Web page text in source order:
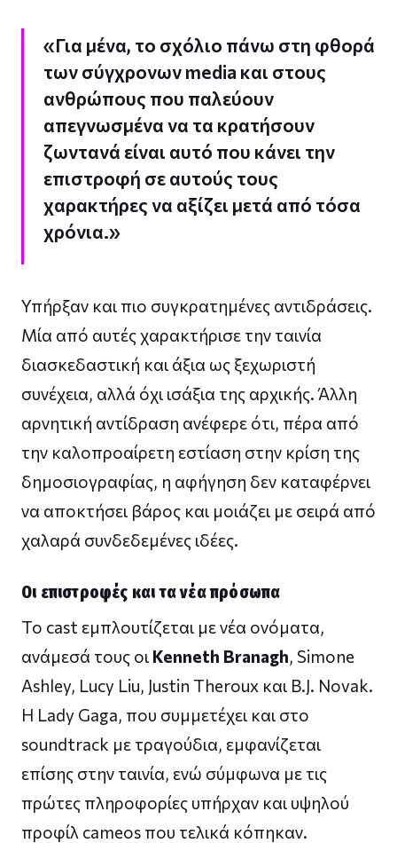
«Για μένα, το σχόλιο πάνω στη φθορά
των σύγχρονων media και στους
ανθρώπους που παλεύουν
απεγνωσμένα να τα κρατήσουν
ζωντανά είναι αυτό που κάνει την
επιστροφή σε αυτούς τους
χαρακτήρες να αξίζει μετά από τόσα
χρόνια.»
Υπήρξαν και πιο συγκρατημένες αντιδράσεις.
Μία από αυτές χαρακτήρισε την ταινία
διασκεδαστική και άξια ως ξεχωριστή
συνέχεια, αλλά όχι ισάξια της αρχικής. Άλλη
αρνητική αντίδραση ανέφερε ότι, πέρα από
την καλοπροαίρετη εστίαση στην κρίση της
δημοσιογραφίας, η αφήγηση δεν καταφέρνει
να αποκτήσει βάρος και μοιάζει με σειρά από
χαλαρά συνδεδεμένες ιδέες.
Οι επιστροφές και τα νέα πρόσωπα
Το cast εμπλουτίζεται με νέα ονόματα,
ανάμεσά τους οι Kenneth Branagh, Simone
Ashley, Lucy Liu, Justin Theroux και B.J. Novak.
Η Lady Gaga, που συμμετέχει και στο
soundtrack με τραγούδια, εμφανίζεται
επίσης στην ταινία, ενώ σύμφωνα με τις
πρώτες πληροφορίες υπήρχαν και υψηλού
προφίλ cameos που τελικά κόπηκαν.